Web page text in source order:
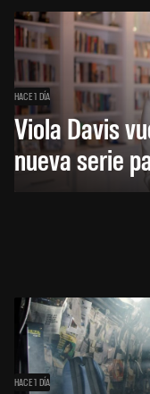
HACE 1 DÍA
Viola Davis
nueva serie
HACE 1 DÍA